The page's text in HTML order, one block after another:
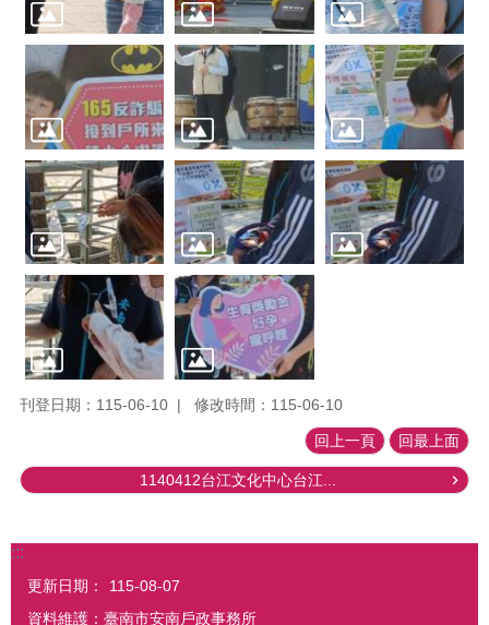
刊登日期：115-06-10 修改時間：115-06-10
回上一頁 回最上面
1140412台江文化中心台江...
:::
更新日期：
115-08-07
資料維護：臺南市安南戶政事務所